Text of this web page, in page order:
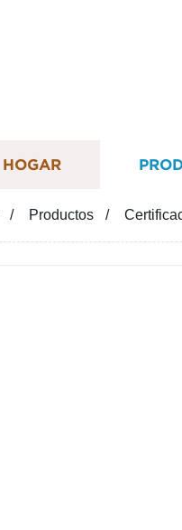
HOGAR
Productos